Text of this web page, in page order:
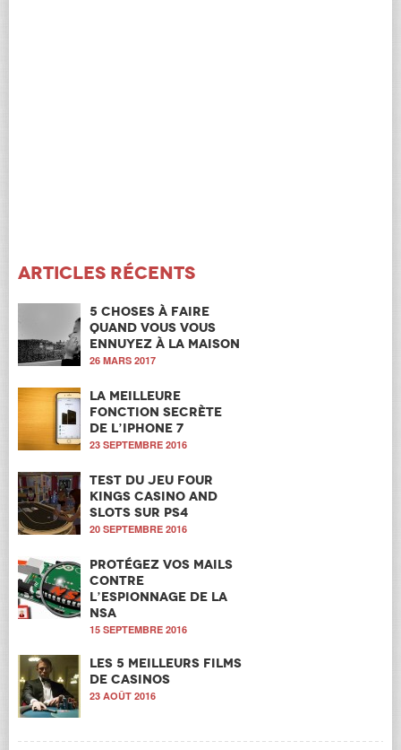
Articles récents
5 choses à faire
quand vous vous
ennuyez à la maison
26 MARS 2017
La meilleure
fonction secrète
de l’iPhone 7
23 SEPTEMBRE 2016
Test du jeu Four
Kings Casino and
Slots sur PS4
20 SEPTEMBRE 2016
Protégez vos mails
contre
l’espionnage de la
NSA
15 SEPTEMBRE 2016
Les 5 meilleurs films
de casinos
23 AOÛT 2016